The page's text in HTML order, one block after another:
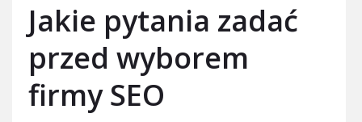
Jakie pytania zadać
przed wyborem
firmy SEO